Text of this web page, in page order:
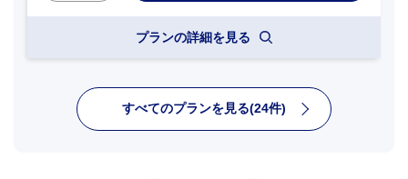
プランの詳細を見る
すべてのプランを見る(24件)